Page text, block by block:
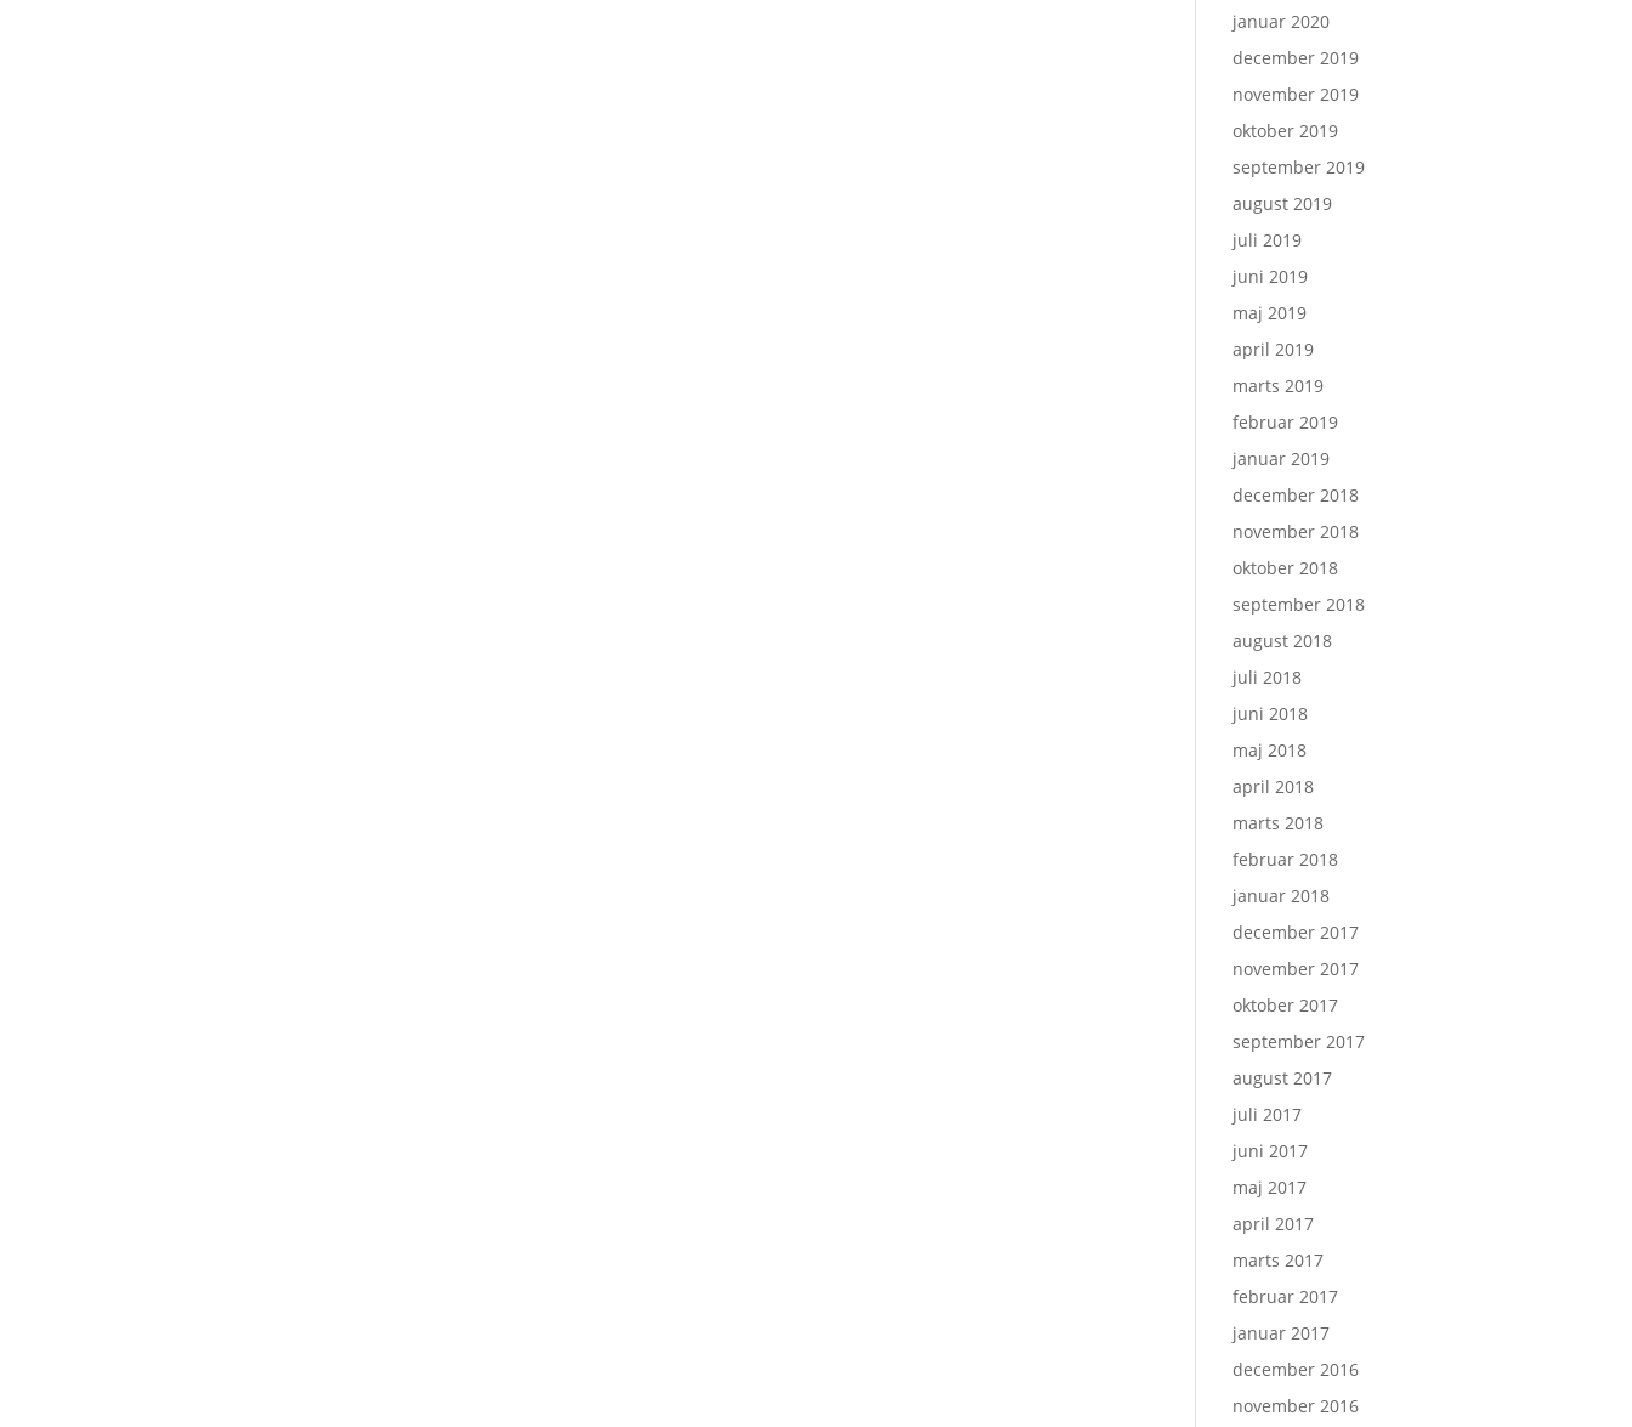
januar 2020
december 2019
november 2019
oktober 2019
september 2019
august 2019
juli 2019
juni 2019
maj 2019
april 2019
marts 2019
februar 2019
januar 2019
december 2018
november 2018
oktober 2018
september 2018
august 2018
juli 2018
juni 2018
maj 2018
april 2018
marts 2018
februar 2018
januar 2018
december 2017
november 2017
oktober 2017
september 2017
august 2017
juli 2017
juni 2017
maj 2017
april 2017
marts 2017
februar 2017
januar 2017
december 2016
november 2016